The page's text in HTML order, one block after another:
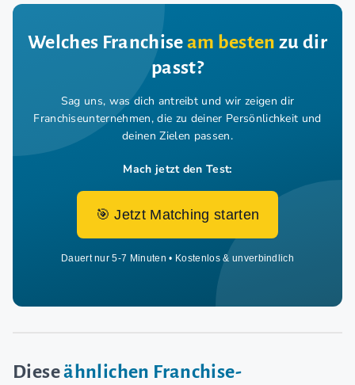
Welches Franchiseam besten zu dir
passt?
Sag uns, was dich antreibt und wir zeigen dir
Franchiseunternehmen, die zu deiner Persönlichkeit und
deinen Zielen passen.
Mach jetzt den Test:
🎯 Jetzt Matching starten
Dauert nur 5-7 Minuten • Kostenlos & unverbindlich
Dieseähnlichen Franchise-